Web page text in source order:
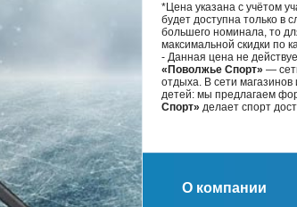
*Цена указана с учётом
будет доступна только в
большего номинала, то
максимальной скидки по
- Данная цена не
«Поволжье Спорт» —
отдыха. В сети
детей: мы предлагаем
Спорт» делает спорт
О компании